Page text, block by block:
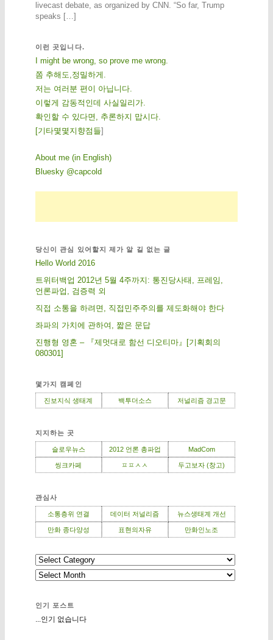
livecast debate, as organized by CNN. “So far, Trump
speaks […]
이런 곳입니다.
I might be wrong, so prove me wrong.
쫌 추해도,정밀하게.
저는 여러분 편이 아닙니다.
이렇게 감동적인데 사실일리가.
확인할 수 있다면, 추론하지 맙시다.
[기 타몇 몇 지 향점 들]
About me (in English)
Bluesky @capcold
당신이 관심 있어할지 제가 알 길 없는 글
Hello World 2016
트위터백업 2012년 5월 4주까지: 통진당사태, 프레임,
언론파업, 검증력 외
직접 소통을 하려면, 직접민주주의를 제도화해야 한다
좌파의 가치에 관하여, 짧은 문답
진행형 영혼 – 『제멋대로 함선 디오티마』[기획회의
080301]
몇가지 캠페인
진보지식 생태계 백투더소스 저널리즘 경고문
지지하는 곳
슬로우뉴스 2012 언론 총파업 MadCom
씽크카페 ㅍㅍㅅㅅ 두고보자 (창고)
관심사
소통층위 연결 데이터 저널리즘 뉴스생태계 개선
만화 종다양성 표현의자유 만화인노조
인기 포스트
...인기 없습니다